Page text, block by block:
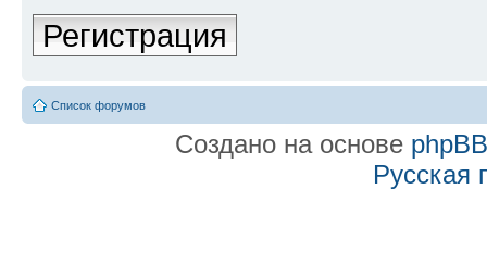
Регистрация
Список форумов
Создано на основе phpBB
Русская